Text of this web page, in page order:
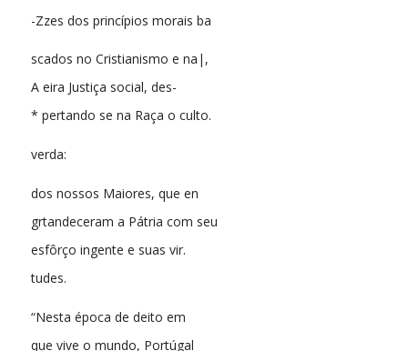
-Zzes dos princípios morais ba
scados no Cristianismo e na|,
A eira Justiça social, des-
* pertando se na Raça o culto.
verda:
dos nossos Maiores, que en
grtandeceram a Pátria com seu
esfôrço ingente e suas vir.
tudes.
“Nesta época de deito em
que vive o mundo, Portúgal